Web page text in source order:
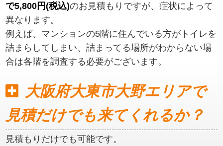
で5,800円(税込)のお見積もりですが、症状によって
異なります。
例えば、マンションの5階に住んでいる方がトイレを
詰まらしてしまい、詰まってる場所がわからない場
合は各階を調査する必要がございます。
大阪府大東市大野エリアで
見積だけでも来てくれるか？
見積もりだけでも可能です。